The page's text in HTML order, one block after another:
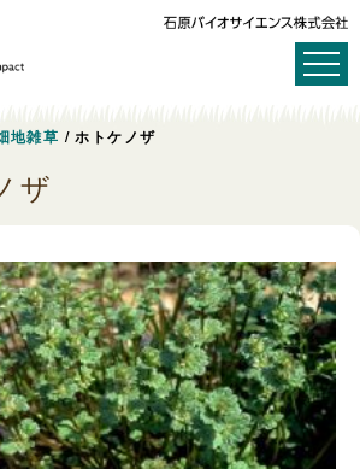
地雑草 /ホトケノザ
ザ